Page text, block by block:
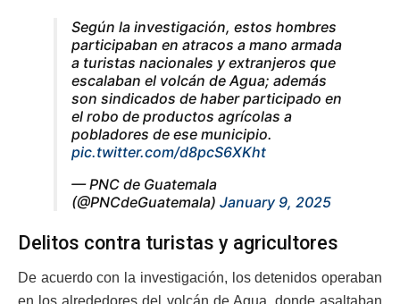
Según la investigación, estos hombres
participaban en atracos a mano armada
a turistas nacionales y extranjeros que
escalaban el volcán de Agua; además
son sindicados de haber participado en
el robo de productos agrícolas a
pobladores de ese municipio.
pic.twitter.com/d8pcS6XKht
— PNC de Guatemala
(@PNCdeGuatemala) January 9, 2025
Delitos contra turistas y agricultores
De acuerdo con la investigación, los detenidos operaban
en los alrededores del volcán de Agua, donde asaltaban